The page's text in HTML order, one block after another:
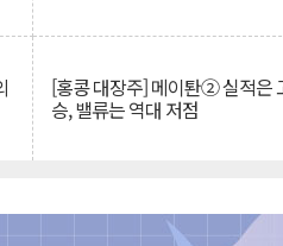
[홍콩 대장주] 메이퇀② 실적은
승, 밸류는 역대 저점